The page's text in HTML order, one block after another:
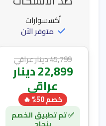
أكسسوارات
متوفر الآن
45,799دينار عراقي
22,899دينار
عراقي
خصم 50% 🔥